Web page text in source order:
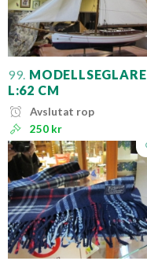
99. MODELLSEGLARE
L:62 CM
Avslutat rop
250 kr